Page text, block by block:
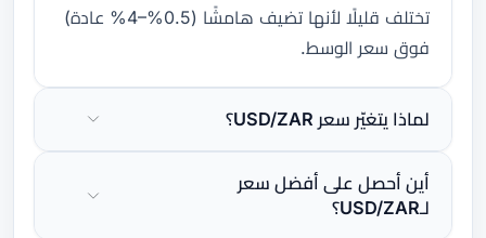
تختلف قليلًا لأنها تضيف هامشًا (0.5%–4% عادة)
فوق سعر الوسط.
لماذا يتغيّر سعر USD/ZAR؟
أين أحصل على أفضل سعر
لـUSD/ZAR؟